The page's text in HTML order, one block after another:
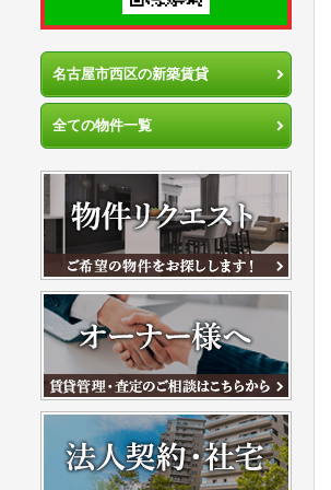
名古屋市西区の新築賃貸
全ての物件一覧